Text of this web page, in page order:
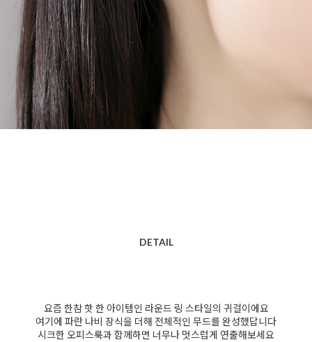
DETAIL
요즘 한참 핫 한 아이템인 라운드 링 스타일의 귀걸이에요
여기에 파란 나비 장식을 더해 전체적인 무드를 완성했답니다
시크한 오피스룩과 함께하면 너무나 멋스럽게 연출해보세요